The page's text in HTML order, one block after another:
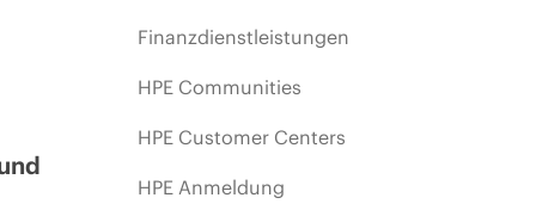
Finanzdienstleistungen
HPE Communities
HPE Customer Centers
HPE Anmeldung